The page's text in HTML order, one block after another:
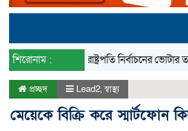
শিরোনাম : রাষ্ট্রপতি নির্বাচনের ভোটার
প্রচ্ছদ Lead2,স্বাস্থ্য
মেয়েকে বিক্রি করে স্মার্টফোন